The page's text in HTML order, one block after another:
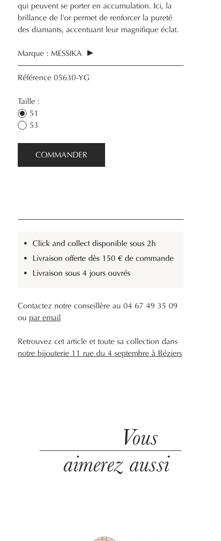
qui peuvent se porter en accumulation. Ici, la
brillance de l'or permet de renforcer la pureté
des diamants, accentuant leur magnifique éclat.
Marque : MESSIKA
Référence 05630-YG
Taille :
51
53
COMMANDER
Click and collect disponible sous 2h
Livraison offerte dès 150 € de commande
Livraison sous 4 jours ouvrés
Contactez notre conseillère au 04 67 49 35 09
ou par email
Retrouvez cet article et toute sa collection dans
notre bijouterie 11 rue du 4 septembre à Béziers
Vous
aimerez aussi